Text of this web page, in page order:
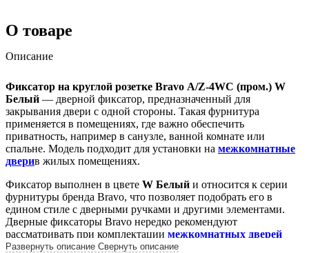
О товаре
Описание
Фиксатор на круглой розетке Bravo А/Z-4WC (пром.) W
Белый — дверной фиксатор, предназначенный для
закрывания двери с одной стороны. Такая фурнитура
применяется в помещениях, где важно обеспечить
приватность, например в санузле, ванной комнате или
спальне. Модель подходит для установки на межкомнатные
дверив жилых помещениях.
Фиксатор выполнен в цвете W Белый и относится к серии
фурнитуры бренда Bravo, что позволяет подобрать его в
едином стиле с дверными ручками и другими элементами.
Дверные фиксаторы Bravo нередко рекомендуют
рассматривать при комплектации межкомнатных дверей
Bravo, когда требуется функциональное и аккуратное решение
Развернуть описание Свернуть описание